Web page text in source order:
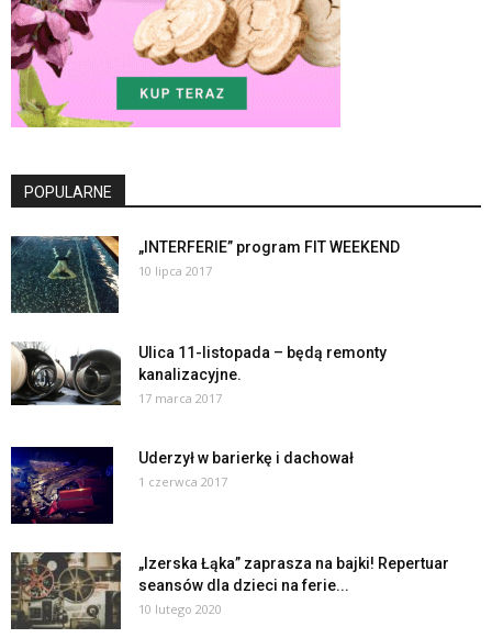
POPULARNE
„INTERFERIE” program FIT WEEKEND
10 lipca 2017
Ulica 11-listopada – będą remonty
kanalizacyjne.
17 marca 2017
Uderzył w barierkę i dachował
1 czerwca 2017
„Izerska Łąka” zaprasza na bajki! Repertuar
seansów dla dzieci na ferie...
10 lutego 2020